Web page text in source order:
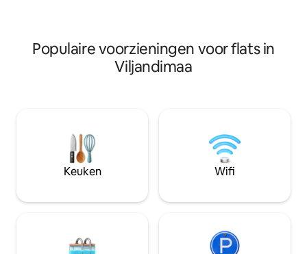
late check-out (€
Populaire voorzieningen voor flats in
Viljandimaa
Keuken Wifi